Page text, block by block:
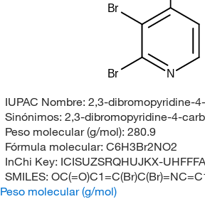
N
Br
Br
IUPAC Nombre: 2,3-dibromopyridine-
Sinónimos: 2,3-dibromopyridine-4-
Peso molecular (g/mol): 280.9
Fórmula molecular: C6H3Br2NO2
InChi Key: ICISUZSRQHUJKX-
SMILES:
Peso molecular (g/mol)